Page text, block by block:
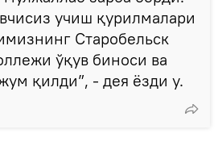
учиш қурилмалари
Старобельск
ўқув биноси ва
қилди”, - дея ёзди у.